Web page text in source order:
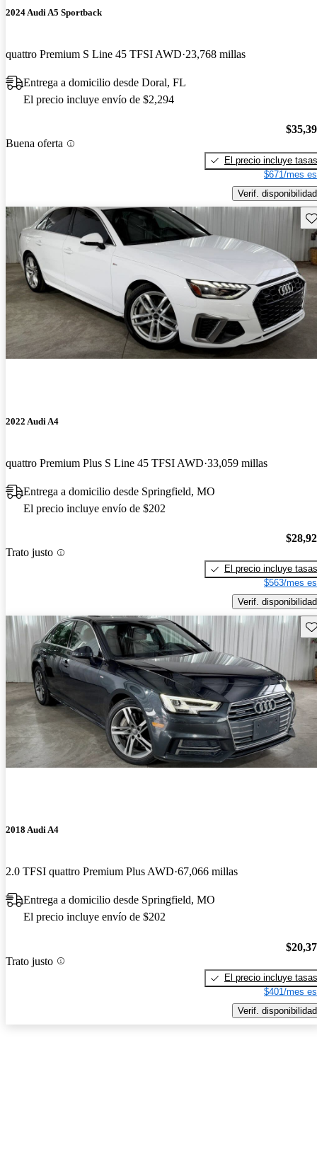
2024 Audi A5 Sportback
quattro Premium S Line 45 TFSI AWD 23,768 millas
Entrega a domicilio desde Doral, FL
El precio incluye envío de $2,294
Buena oferta
El precio incluye tasas
$671/mes
Verif. disponibilidad
2022 Audi A4
quattro Premium Plus S Line 45 TFSI AWD 33,059 millas
Entrega a domicilio desde Springfield, MO
El precio incluye envío de $202
Trato justo
El precio incluye tasas
$563/mes
Verif. disponibilidad
2018 Audi A4
2.0 TFSI quattro Premium Plus AWD 67,066 millas
Entrega a domicilio desde Springfield, MO
El precio incluye envío de $202
Trato justo
El precio incluye tasas
$401/mes
Verif. disponibilidad